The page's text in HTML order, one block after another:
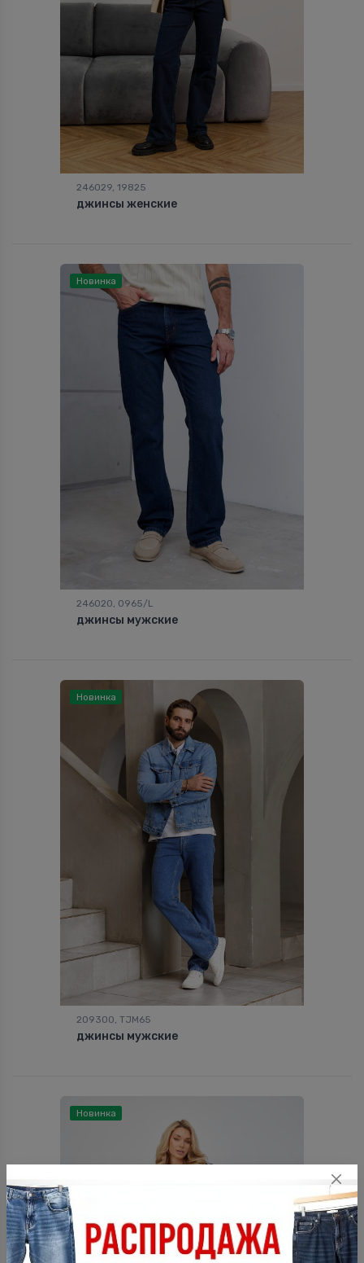
246029, 19825
джинсы женские
Новинка
246020, 0965/L
джинсы мужские
Новинка
209300, TJM65
джинсы мужские
Новинка